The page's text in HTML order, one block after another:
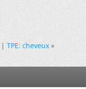
TPE: cheveux »